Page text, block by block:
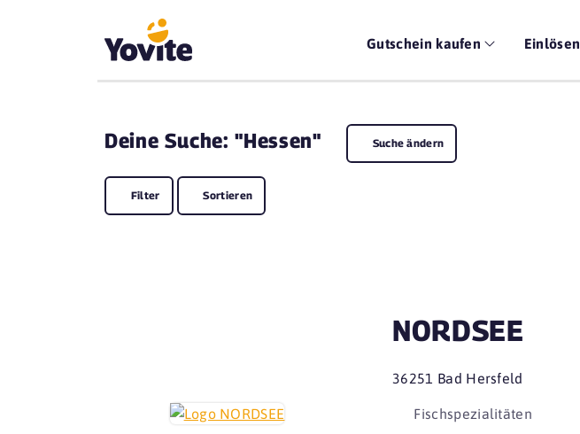
Gutschein kaufen Einlösen
Deine Suche: "Hessen" Suche ändern
Filter Sortieren
NORDSEE
36251 Bad Hersfeld
Fischspezialitäten